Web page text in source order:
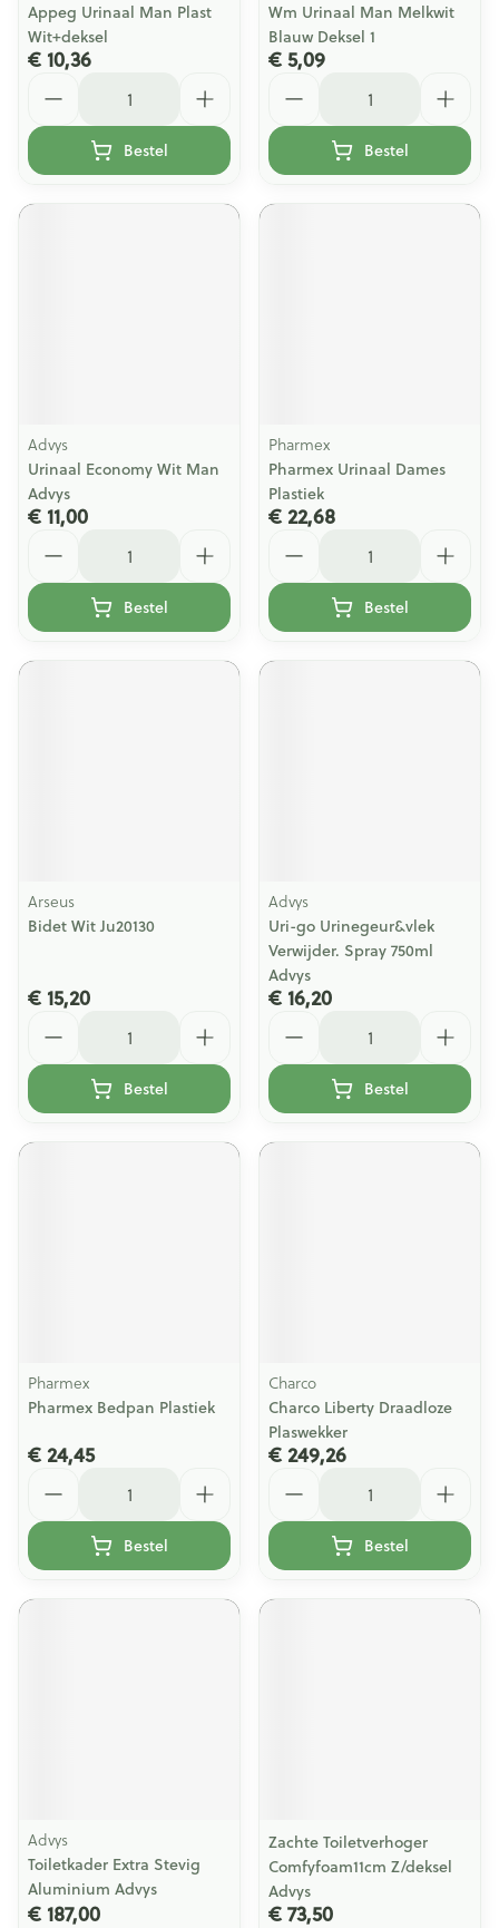
Appeg Urinaal Man Plast
Wit+deksel
€ 10,36
Bestel
Wm Urinaal Man Melkwit
Blauw Deksel 1
€ 5,09
Bestel
Advys
Urinaal Economy Wit Man
Advys
€ 11,00
Bestel
Pharmex
Pharmex Urinaal Dames
Plastiek
€ 22,68
Bestel
Arseus
Bidet Wit Ju20130
€ 15,20
Bestel
Advys
Uri-go Urinegeur&vlek
Verwijder. Spray 750ml
Advys
€ 16,20
Bestel
Pharmex
Pharmex Bedpan Plastiek
€ 24,45
Bestel
Charco
Charco Liberty Draadloze
Plaswekker
€ 249,26
Bestel
Advys
Toiletkader Extra Stevig
Aluminium Advys
€ 187,00
Zachte Toiletverhoger
Comfyfoam11cm Z/deksel
Advys
€ 73,50